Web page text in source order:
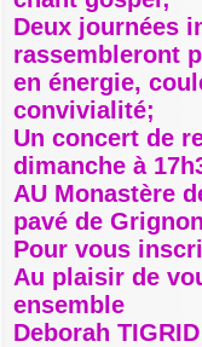
Deux journées
rassembleront
en énergie,
convivialité;
Un concert de
dimanche à
AU Monastère
pavé de
Pour vous
Au plaisir de
ensemble
Deborah TIGRID